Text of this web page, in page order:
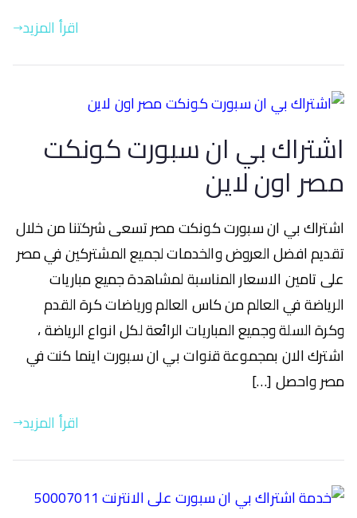
اقرأ المزيد
اشتراك بي ان سبورت كونكت
مصر اون لاين
اشتراك بي ان سبورت كونكت مصر تسعى شركتنا من خلال
تقديم افضل العروض والخدمات لجميع المشتركين في مصر
على تامين الاسعار المناسبة لمشاهدة جميع مباريات
الرياضة في العالم من كاس العالم ورياضات كرة القدم
وكرة السلة وجميع المباريات الرائعة لكل انواع الرياضة ،
اشترك الان بمجموعة قنوات بي ان سبورت اينما كنت في
مصر واحصل […]
اقرأ المزيد